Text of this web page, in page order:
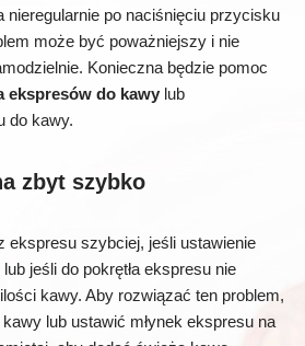
nieregularnie po naciśnięciu przycisku
może być poważniejszy i nie
Konieczna będzie pomoc
ekspresów do kawy lub
do kawy.
zbyt szybko
ekspresu szybciej, jeśli ustawienie
jeśli do pokrętła ekspresu nie
kawy. Aby rozwiązać ten problem,
lub ustawić młynek ekspresu na